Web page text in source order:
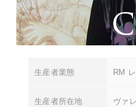
生産者業態 RM
生産者所在地 ヴァ